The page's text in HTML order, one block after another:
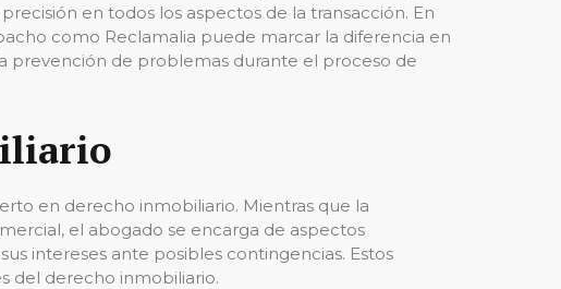
en todos los aspectos de la transacción. En
como Reclamalia puede marcar la diferencia en
prevención de problemas durante el proceso de
en derecho inmobiliario. Mientras que la
el abogado se encarga de aspectos
intereses ante posibles contingencias. Estos
del derecho inmobiliario.